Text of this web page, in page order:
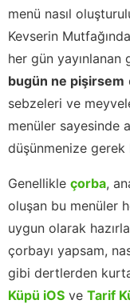
menü nasıl
Kevserin
her gün yayınlanan
bugün ne pişirsem
sebzeleri ve
menüler sayesinde
düşünmenize gerek
Genellikle çorba,
oluşan bu menüler
uygun olarak
çorbayı yapsam,
gibi dertlerden
Küpü iOS ve Tarif